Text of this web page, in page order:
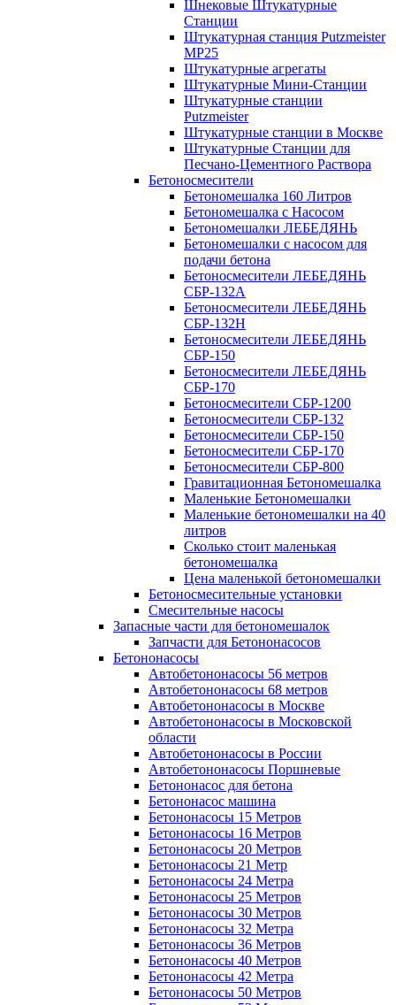
Шнековые Штукатурные
Станции
Штукатурная станция Putzmeister
MP25
Штукатурные агрегаты
Штукатурные Мини-Станции
Штукатурные станции
Putzmeister
Штукатурные станции в Москве
Штукатурные Станции для
Песчано-Цементного Раствора
Бетоносмесители
Бетономешалка 160 Литров
Бетономешалка с Насосом
Бетономешалки ЛЕБЕДЯНЬ
Бетономешалки с насосом для
подачи бетона
Бетоносмесители ЛЕБЕДЯНЬ
СБР-132А
Бетоносмесители ЛЕБЕДЯНЬ
СБР-132Н
Бетоносмесители ЛЕБЕДЯНЬ
СБР-150
Бетоносмесители ЛЕБЕДЯНЬ
СБР-170
Бетоносмесители СБР-1200
Бетоносмесители СБР-132
Бетоносмесители СБР-150
Бетоносмесители СБР-170
Бетоносмесители СБР-800
Гравитационная Бетономешалка
Маленькие Бетономешалки
Маленькие бетономешалки на 40
литров
Сколько стоит маленькая
бетономешалка
Цена маленькой бетономешалки
Бетоносмесительные установки
Смесительные насосы
Запасные части для бетономешалок
Запчасти для Бетононасосов
Бетононасосы
Автобетононасосы 56 метров
Автобетононасосы 68 метров
Автобетононасосы в Москве
Автобетононасосы в Московской
области
Автобетононасосы в России
Автобетононасосы Поршневые
Бетононасос для бетона
Бетононасос машина
Бетононасосы 15 Метров
Бетононасосы 16 Метров
Бетононасосы 20 Метров
Бетононасосы 21 Метр
Бетононасосы 24 Метра
Бетононасосы 25 Метров
Бетононасосы 30 Метров
Бетононасосы 32 Метра
Бетононасосы 36 Метров
Бетононасосы 40 Метров
Бетононасосы 42 Метра
Бетононасосы 50 Метров